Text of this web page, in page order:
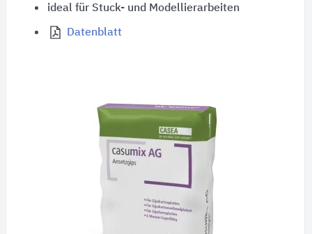
ideal für Stuck- und Modellierarbeiten
Datenblatt